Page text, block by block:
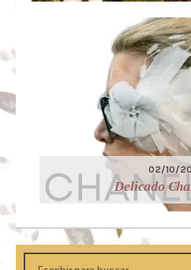
02/10/
Delicado